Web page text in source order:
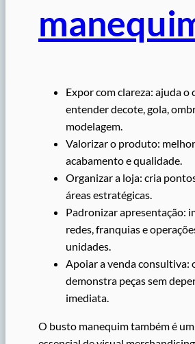
Expor com clareza: ajuda o
entender decote, gola,
modelagem.
Valorizar o produto:
acabamento e qualidade.
Organizar a loja: cria
áreas estratégicas.
Padronizar apresentação:
redes, franquias e
unidades.
Apoiar a venda consultiva:
demonstra peças sem
imediata.
O busto manequim também é